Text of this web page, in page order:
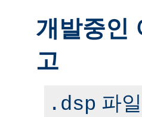
개발중인
고
.dsp 파